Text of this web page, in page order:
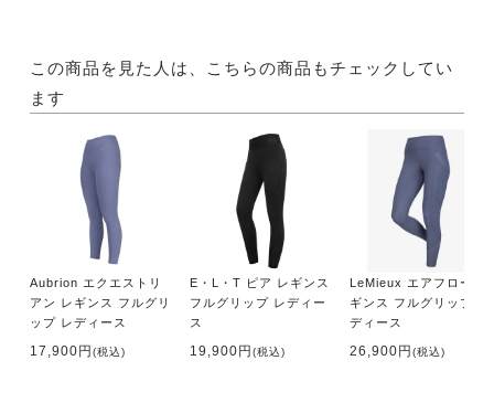
この商品を見た人は、こちらの商品もチェックしてい
ます
Aubrion エクエストリ
アン レギンス フルグリ
ップ レディース
17,900円(税込)
E・L・T ピア レギンス
フルグリップ レディー
ス
19,900円(税込)
LeMieux エアフロー レ
ギンス フルグリップ レ
ディース
26,900円(税込)